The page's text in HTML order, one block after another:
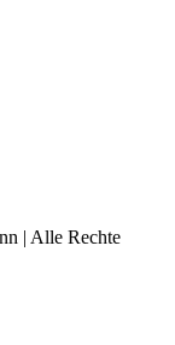
| Alle Rechte